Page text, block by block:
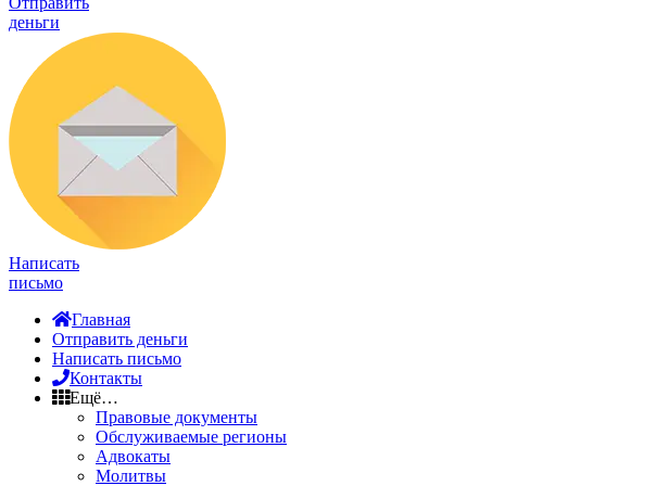
деньги
Написать
письмо
Главная
Отправить деньги
Написать письмо
Контакты
Ещё…
Правовые документы
Обслуживаемые регионы
Адвокаты
Молитвы